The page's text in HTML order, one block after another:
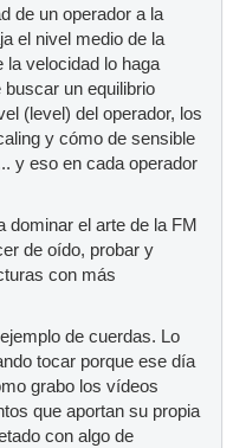
de un operador a la
el nivel medio de la
la velocidad lo haga
un equilibrio
(level) del operador, los
y cómo de sensible
y eso en cada operador
dominar el arte de la FM
de oído, probar y
con más
de cuerdas. Lo
tocar porque ese día
grabo los vídeos
que aportan su propia
con algo de